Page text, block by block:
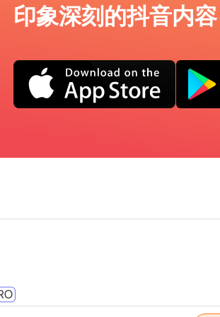
印象深刻的抖音内